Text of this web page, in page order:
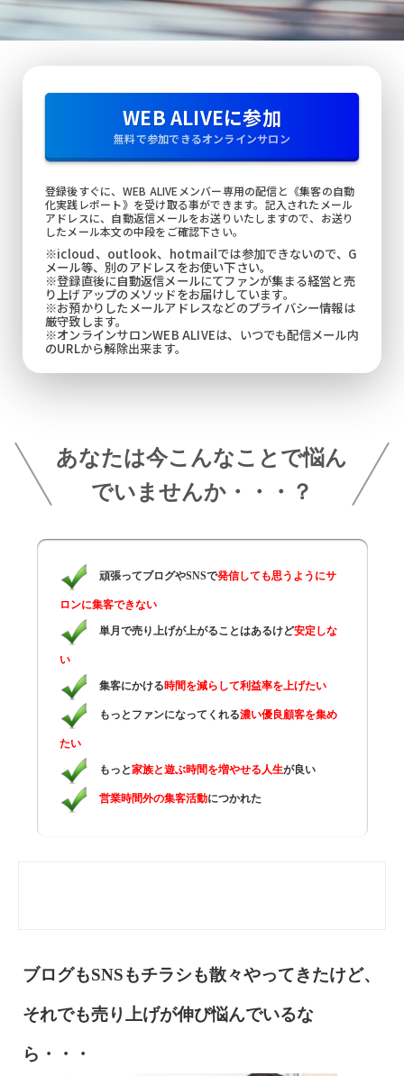
WEB ALIVEに参加
無料で参加できるオンラインサロン
登録後すぐに、WEB ALIVEメンバー専用の配信と《集客の自動
化実践レポート》を受け取る事ができます。記入されたメール
アドレスに、自動返信メールをお送りいたしますので、お送り
したメール本文の中段をご確認下さい。
※icloud、outlook、hotmailでは参加できないので、G
メール等、別のアドレスをお使い下さい。
※登録直後に自動返信メールにてファンが集まる経営と売
り上げアップのメソッドをお届けしています。
※お預かりしたメールアドレスなどのプライバシー情報は
厳守致します。
※オンラインサロンWEB ALIVEは、いつでも配信メール内
のURLから解除出来ます。
あなたは今こんなことで悩ん
でいませんか・・・？
頑張ってブログやSNSで発信しても思うようにサ
ロンに集客できない
単月で売り上げが上がることはあるけど安定しな
い
集客にかける時間を減らして利益率を上げたい
もっとファンになってくれる濃い優良顧客を集め
たい
もっと家族と遊ぶ時間を増やせる人生が良い
営業時間外の集客活動につかれた
ブログもSNSもチラシも散々やってきたけど、
それでも売り上げが伸び悩んでいるな
ら・・・